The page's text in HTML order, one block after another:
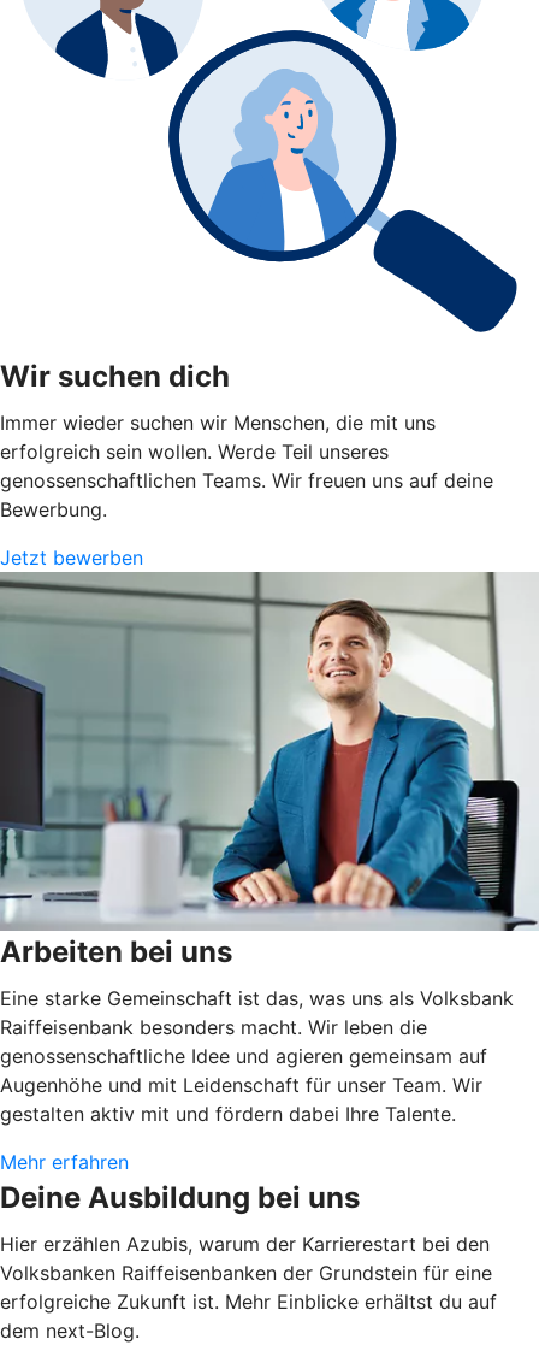
Wir suchen dich
Immer wieder suchen wir Menschen, die mit uns
erfolgreich sein wollen. Werde Teil unseres
genossenschaftlichen Teams. Wir freuen uns auf deine
Bewerbung.
Jetzt bewerben
Arbeiten bei uns
Eine starke Gemeinschaft ist das, was uns als Volksbank
Raiffeisenbank besonders macht. Wir leben die
genossenschaftliche Idee und agieren gemeinsam auf
Augenhöhe und mit Leidenschaft für unser Team. Wir
gestalten aktiv mit und fördern dabei Ihre Talente.
Mehr erfahren
Deine Ausbildung bei uns
Hier erzählen Azubis, warum der Karrierestart bei den
Volksbanken Raiffeisenbanken der Grundstein für eine
erfolgreiche Zukunft ist. Mehr Einblicke erhältst du auf
dem next-Blog.